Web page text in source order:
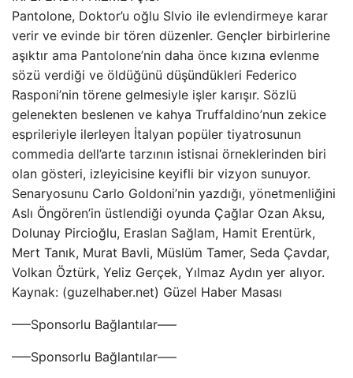
Pantolone, Doktor’u oğlu Slvio ile evlendirmeye karar
verir ve evinde bir tören düzenler. Gençler birbirlerine
aşıktır ama Pantolone’nin daha önce kızına evlenme
sözü verdiği ve öldüğünü düşündükleri Federico
Rasponi’nin törene gelmesiyle işler karışır. Sözlü
gelenekten beslenen ve kahya Truffaldino’nun zekice
esprileriyle ilerleyen İtalyan popüler tiyatrosunun
commedia dell’arte tarzının istisnai örneklerinden biri
olan gösteri, izleyicisine keyifli bir vizyon sunuyor.
Senaryosunu Carlo Goldoni’nin yazdığı, yönetmenliğini
Aslı Öngören’in üstlendiği oyunda Çağlar Ozan Aksu,
Dolunay Pircioğlu, Eraslan Sağlam, Hamit Erentürk,
Mert Tanık, Murat Bavli, Müslüm Tamer, Seda Çavdar,
Volkan Öztürk, Yeliz Gerçek, Yılmaz Aydın yer alıyor.
Kaynak: (guzelhaber.net) Güzel Haber Masası
—–Sponsorlu Bağlantılar—–
—–Sponsorlu Bağlantılar—–